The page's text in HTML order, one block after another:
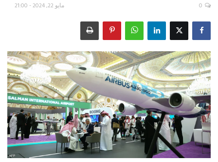
اقتصاد
علوم وتكنولوجيا
رياضة
فيديو
حياة
مايو 22, 2024 - 21:00 0